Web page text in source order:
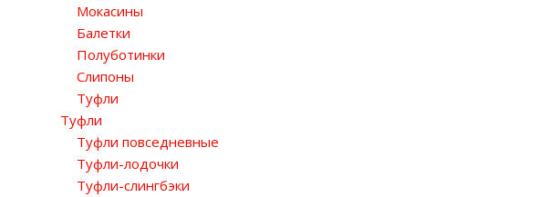
Мокасины
Балетки
Полуботинки
Слипоны
Туфли
Туфли
Туфли повседневные
Туфли-лодочки
Туфли-слингбэки